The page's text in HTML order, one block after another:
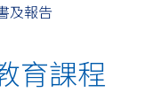
及報告
育課程